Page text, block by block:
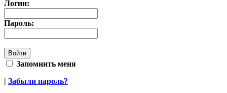
Логин:
Пароль:
Запомнить меня
| Забыли пароль?